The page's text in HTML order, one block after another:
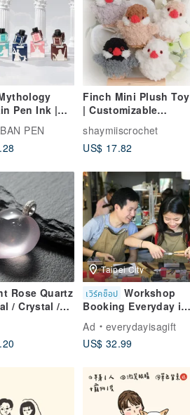
Pen Ink |
PEN
Finch Mini Plush Toy
| Customizable
Colors, Charms, and
Pins | Handmade
Crochet Pet
shaymiiscrochet
US$ 17.82
Rose Quartz
/ Crystal /
/ Ward Off
Taipei City
เวิร์คช็อป Workshop
Booking Everyday is
Day Metalworking
Experience Ring
Valentine's
Ad
everydayisagift
US$ 32.99